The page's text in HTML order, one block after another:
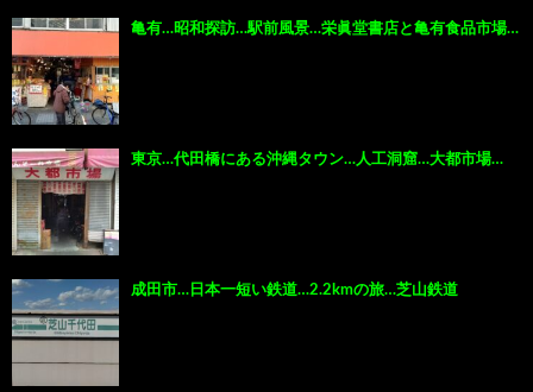
亀有…昭和探訪…駅前風景…栄眞堂書店と亀有食品市場…
東京…代田橋にある沖縄タウン…人工洞窟…大都市場…
成田市…日本一短い鉄道…2.2kmの旅…芝山鉄道